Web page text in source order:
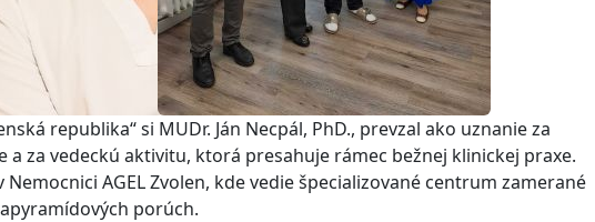
republika“ si MUDr. Ján Necpál, PhD., prevzal ako uznanie za
za vedeckú aktivitu, ktorá presahuje rámec bežnej klinickej praxe.
AGEL Zvolen, kde vedie špecializované centrum zamerané
porúch.